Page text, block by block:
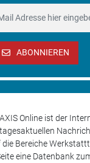
ABONNIEREN
Online ist der
Bereiche
eine Datenbank